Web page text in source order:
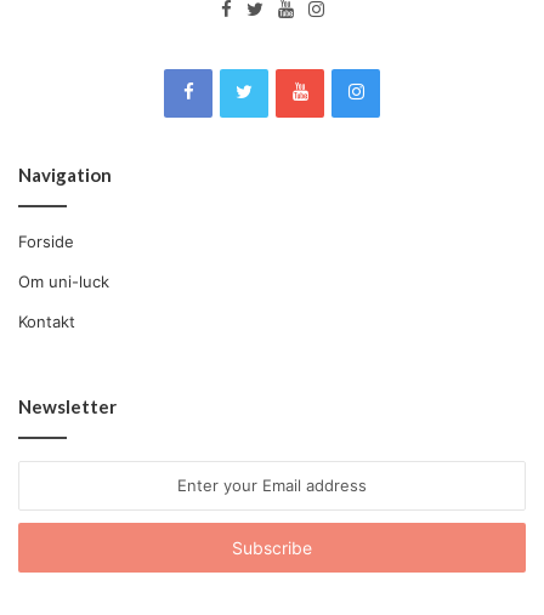
Navigation
Forside
Om uni-luck
Kontakt
Newsletter
Email